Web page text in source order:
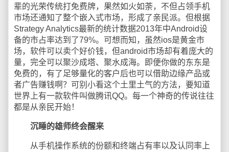
辈的光荣传统打免费牌，果然如火如荼，不但占领手机
市场还通知了整个嵌入式市场，形成了亲民派。但根据
Strategy Analytics最新的统计数据2013年中Android设
备的市占率达到了79%。可想而知，虽然ios是黄金市
场，软件可以卖个好价钱，但android市场却有着庞大的
量，完全可以聚沙成塔、聚水成海。即便你做的东东是
免费的，有了足够量化的客户后也可以借助边缘产品或
者广告赚钱啊？可别小看这个土里土气的方法，要知道
世界上有一款软件叫做腾讯QQ。每一个神奇的传说往往
都是从亲民开始！
沉睡的雄师终会醒来
从手机操作系统的份额和终端占有率以及认同率上